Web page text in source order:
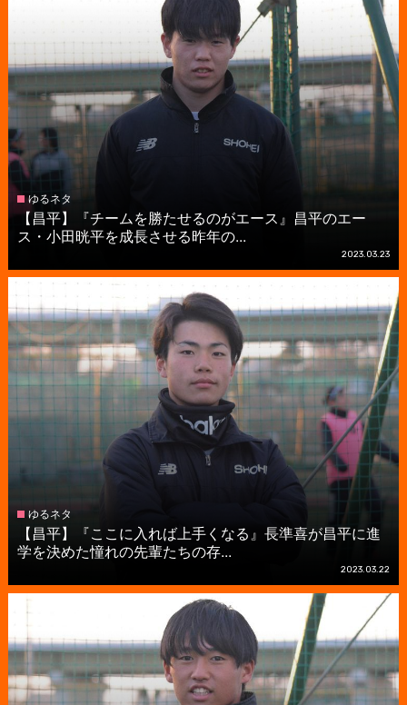
ゆるネタ
【昌平】『チームを勝たせるのがエース』昌平のエー
ス・小田晄平を成長させる昨年の...
2023.03.23
ゆるネタ
【昌平】『ここに入れば上手くなる』長準喜が昌平に進
学を決めた憧れの先輩たちの存...
2023.03.22